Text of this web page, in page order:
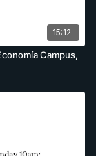
15:12
Campus,